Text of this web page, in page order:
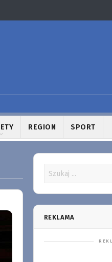
REGION SPORT
REKLAMA